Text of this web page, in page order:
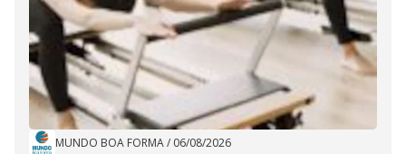
MUNDO BOA FORMA/ 06/08/2026